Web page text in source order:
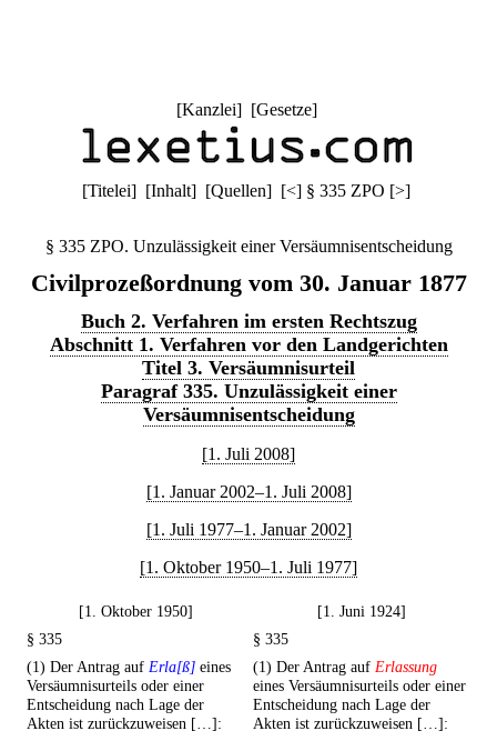
[Kanzlei] [Gesetze]
[Titelei] [Inhalt] [Quellen] [<] § 335 ZPO [>]
§ 335 ZPO. Unzulässigkeit einer Versäumnisentscheidung
Civilprozeßordnung vom 30. Januar 1877
Buch 2. Verfahren im ersten Rechtszug
Abschnitt 1. Verfahren vor den Landgerichten
Titel 3. Versäumnisurteil
Paragraf 335. Unzulässigkeit einer
Versäumnisentscheidung
[1. Juli 2008]
[1. Januar 2002–1. Juli 2008]
[1. Juli 1977–1. Januar 2002]
[1. Oktober 1950–1. Juli 1977]
[1. Oktober 1950]
[1. Juni 1924]
§ 335
§ 335
(1) Der Antrag auf Erla[ß] eines
Versäumnisurteils oder einer
Entscheidung nach Lage der
Akten ist zurückzuweisen […]:
(1) Der Antrag auf Erlassung
eines Versäumnisurteils oder einer
Entscheidung nach Lage der
Akten ist zurückzuweisen […]: